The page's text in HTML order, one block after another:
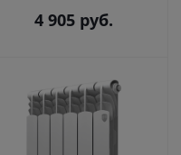
4 905 руб.